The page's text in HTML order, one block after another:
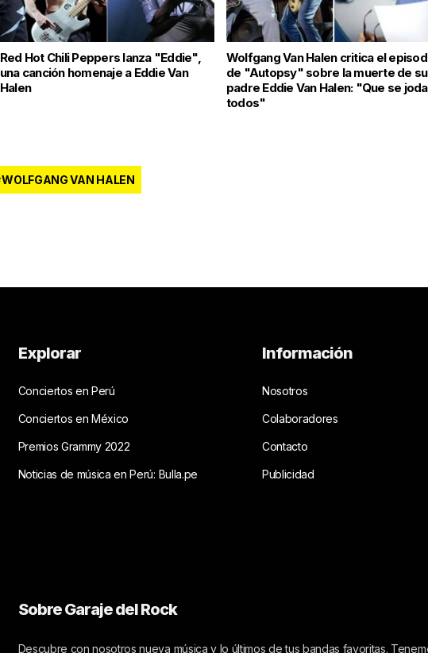
Red Hot Chili Peppers lanza "Eddie",
una canción homenaje a Eddie Van
Halen
Wolfgang Van Halen critica el
de "Autopsy" sobre la muerte de su
padre Eddie Van Halen: "Que se
todos"
WOLFGANG VAN HALEN
Explorar
Conciertos en Perú
Conciertos en México
Premios Grammy 2022
Noticias de música en Perú: Bulla.pe
Información
Nosotros
Colaboradores
Contacto
Publicidad
Sobre Garaje del Rock
Descubre con nosotros nueva música y lo últimos de tus bandas favoritas.